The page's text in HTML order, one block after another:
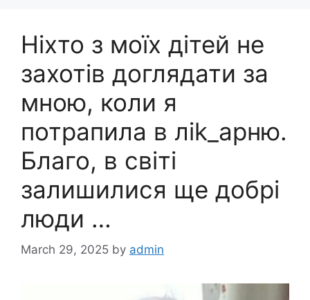
Ніхто з моїх дітей не
захотів доглядати за
мною, коли я
потрапила в лik_apню.
Благо, в світі
залишилися ще добрі
люди …
March 29, 2025 by admin